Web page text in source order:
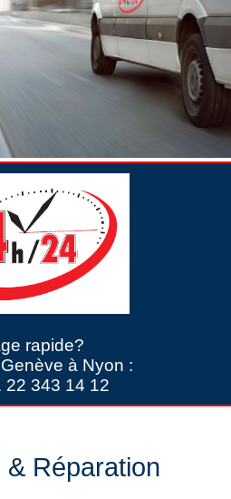
rapide?
à Nyon :
22 343 14 12
& Réparation